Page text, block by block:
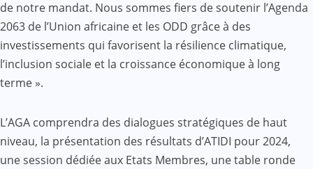
de notre mandat. Nous sommes fiers de soutenir l’Agenda
2063 de l’Union africaine et les ODD grâce à des
investissements qui favorisent la résilience climatique,
l’inclusion sociale et la croissance économique à long
terme ».
L’AGA comprendra des dialogues stratégiques de haut
niveau, la présentation des résultats d’ATIDI pour 2024,
une session dédiée aux Etats Membres, une table ronde